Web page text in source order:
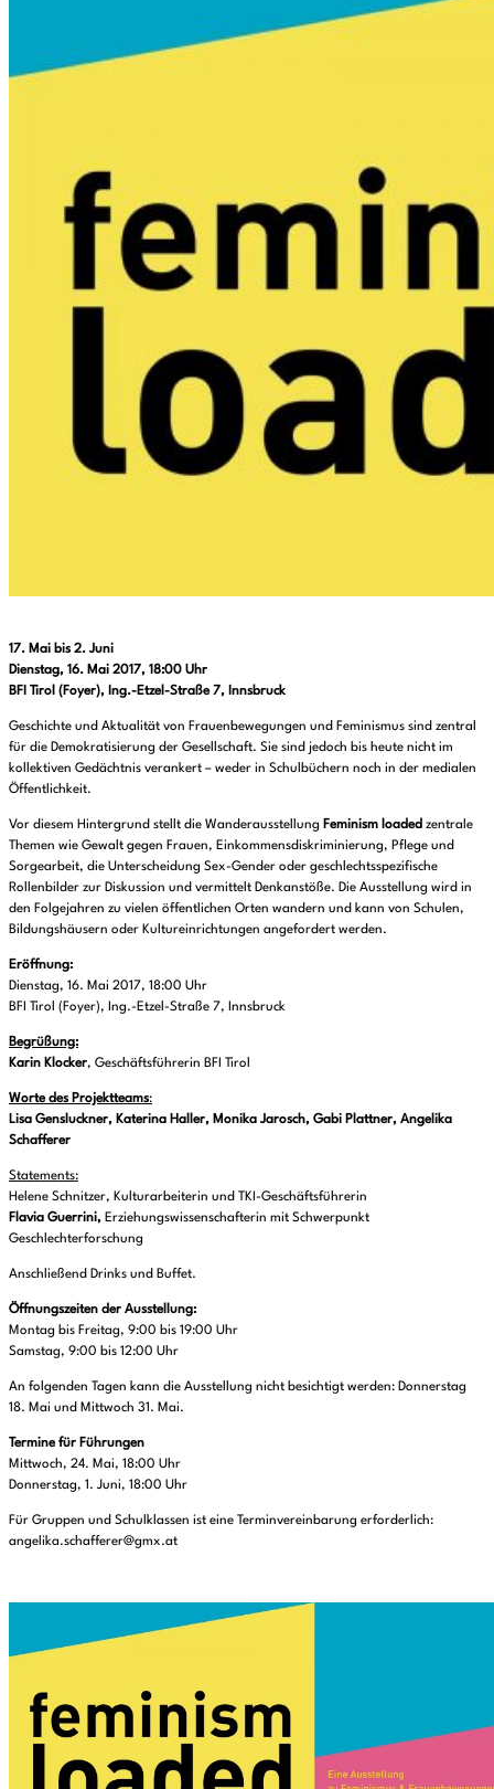
17. Mai bis 2. Juni
Dienstag, 16. Mai 2017, 18:00 Uhr
BFI Tirol (Foyer), Ing.-Etzel-Straße 7, Innsbruck
Geschichte und Aktualität von Frauenbewegungen und Feminismus sind zentral
für die Demokratisierung der Gesellschaft. Sie sind jedoch bis heute nicht im
kollektiven Gedächtnis verankert – weder in Schulbüchern noch in der medialen
Öffentlichkeit.
Vor diesem Hintergrund stellt die Wanderausstellung Feminism loaded zentrale
Themen wie Gewalt gegen Frauen, Einkommensdiskriminierung, Pflege und
Sorgearbeit, die Unterscheidung Sex-Gender oder geschlechtsspezifische
Rollenbilder zur Diskussion und vermittelt Denkanstöße. Die Ausstellung wird in
den Folgejahren zu vielen öffentlichen Orten wandern und kann von Schulen,
Bildungshäusern oder Kultureinrichtungen angefordert werden.
Eröffnung:
Dienstag, 16. Mai 2017, 18:00 Uhr
BFI Tirol (Foyer), Ing.-Etzel-Straße 7, Innsbruck
Begrüßung:
Karin Klocker, Geschäftsführerin BFI Tirol
Worte des Projektteams:
Lisa Gensluckner, Katerina Haller, Monika Jarosch, Gabi Plattner, Angelika
Schafferer
Statements:
Helene Schnitzer, Kulturarbeiterin und TKI-Geschäftsführerin
Flavia Guerrini, Erziehungswissenschafterin mit Schwerpunkt
Geschlechterforschung
Anschließend Drinks und Buffet.
Öffnungszeiten der Ausstellung:
Montag bis Freitag, 9:00 bis 19:00 Uhr
Samstag, 9:00 bis 12:00 Uhr
An folgenden Tagen kann die Ausstellung nicht besichtigt werden: Donnerstag
18. Mai und Mittwoch 31. Mai.
Termine für Führungen
Mittwoch, 24. Mai, 18:00 Uhr
Donnerstag, 1. Juni, 18:00 Uhr
Für Gruppen und Schulklassen ist eine Terminvereinbarung erforderlich:
angelika.schafferer@gmx.at